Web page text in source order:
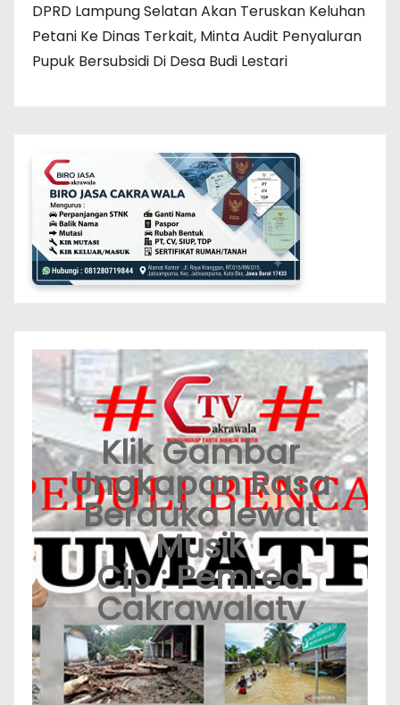
DPRD Lampung Selatan Akan Teruskan Keluhan
Petani Ke Dinas Terkait, Minta Audit Penyaluran
Pupuk Bersubsidi Di Desa Budi Lestari
Klik Gambar
Ungkapan Rasa
Berduka lewat
Musik
Cip : Pemred
Cakrawalatv